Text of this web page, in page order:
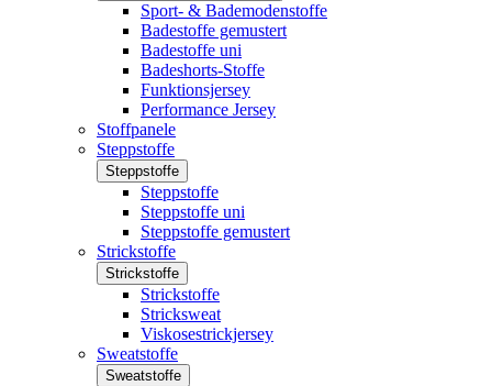
Sport- & Bademodenstoffe
Badestoffe gemustert
Badestoffe uni
Badeshorts-Stoffe
Funktionsjersey
Performance Jersey
Stoffpanele
Steppstoffe
Steppstoffe
Steppstoffe
Steppstoffe uni
Steppstoffe gemustert
Strickstoffe
Strickstoffe
Strickstoffe
Stricksweat
Viskosestrickjersey
Sweatstoffe
Sweatstoffe